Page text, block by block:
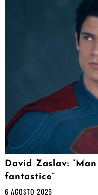
David Zaslav:
fantastico”
6 AGOSTO 2026